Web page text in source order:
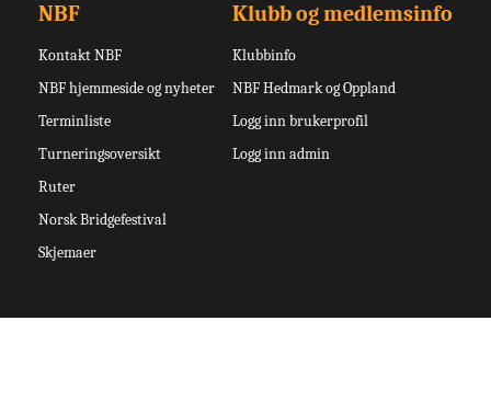
NBF
Kontakt NBF
NBF hjemmeside og nyheter
Terminliste
Turneringsoversikt
Ruter
Norsk Bridgefestival
Skjemaer
Klubb og medlemsinfo
Klubbinfo
NBF Hedmark og Oppland
Logg inn brukerprofil
Logg inn admin